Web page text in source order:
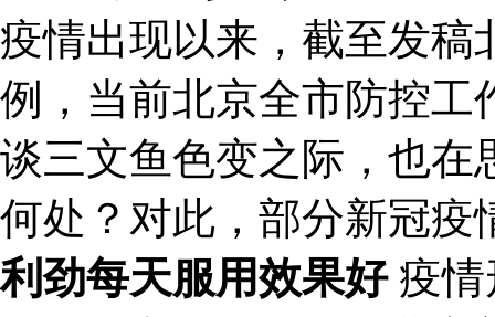
疫情出现以来，截至发稿
例，当前北京全市防控工
谈三文鱼色变之际，也
何处？对此，部分新冠
利劲每天服用效果好疫情